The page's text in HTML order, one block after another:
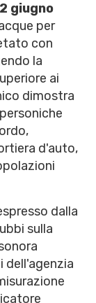
giugno
per
con
la
ai
dimostra
d'auto,
dalla
sulla
dell'agenzia